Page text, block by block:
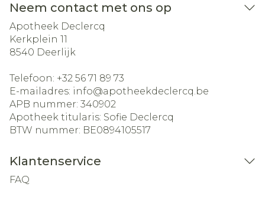
Neem contact met ons op
Apotheek Declercq
Kerkplein 11
8540 Deerlijk
Telefoon: +32 56 71 89 73
E-mailadres: info@apotheekdeclercq.be
APB nummer: 340902
Apotheek titularis: Sofie Declercq
BTW nummer: BE0894105517
Klantenservice
FAQ